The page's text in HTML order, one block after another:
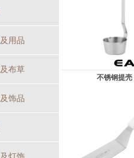
用品
布草
饰品
不锈钢提壳